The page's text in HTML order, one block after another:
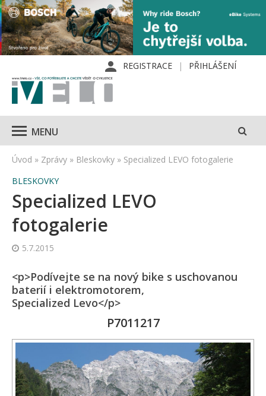
REGISTRACE PŘIHLÁŠENÍ
MENU
Úvod » Zprávy » Bleskovky » Specialized LEVO fotogalerie
BLESKOVKY
Specialized LEVO
fotogalerie
5.7.2015
<p>Podívejte se na nový bike s uschovanou
baterií i elektromotorem,
Specialized Levo</p>
P7011217